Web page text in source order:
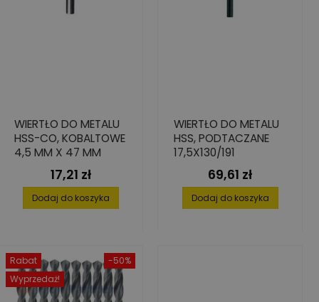
WIERTŁO DO METALU
HSS-CO, KOBALTOWE
4,5 MM X 47 MM
Cena
17,21 zł
Dodaj do koszyka
WIERTŁO DO METALU
HSS, PODTACZANE
17,5X130/191
Cena
69,61 zł
Dodaj do koszyka
-50%
Rabat
Wyprzedaż!